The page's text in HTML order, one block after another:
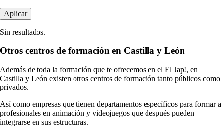
Sin resultados.
Otros centros de formación en Castilla y León
Además de toda la formación que te ofrecemos en el El Jap!, en
Castilla y León existen otros centros de formación tanto públicos como
privados.
Así como empresas que tienen departamentos específicos para formar a
profesionales en animación y videojuegos que después pueden
integrarse en sus estructuras.